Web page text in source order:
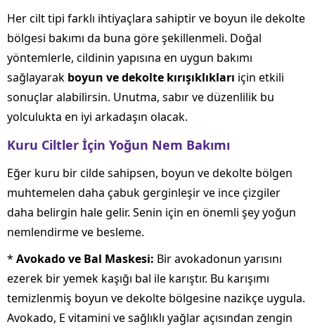
Her cilt tipi farklı ihtiyaçlara sahiptir ve boyun ile dekolte
bölgesi bakımı da buna göre şekillenmeli. Doğal
yöntemlerle, cildinin yapısına en uygun bakımı
sağlayarak boyun ve dekolte kırışıklıkları için etkili
sonuçlar alabilirsin. Unutma, sabır ve düzenlilik bu
yolculukta en iyi arkadaşın olacak.
Kuru Ciltler İçin Yoğun Nem Bakımı
Eğer kuru bir cilde sahipsen, boyun ve dekolte bölgen
muhtemelen daha çabuk gerginleşir ve ince çizgiler
daha belirgin hale gelir. Senin için en önemli şey yoğun
nemlendirme ve besleme.
* Avokado ve Bal Maskesi: Bir avokadonun yarısını
ezerek bir yemek kaşığı bal ile karıştır. Bu karışımı
temizlenmiş boyun ve dekolte bölgesine nazikçe uygula.
Avokado, E vitamini ve sağlıklı yağlar açısından zengin